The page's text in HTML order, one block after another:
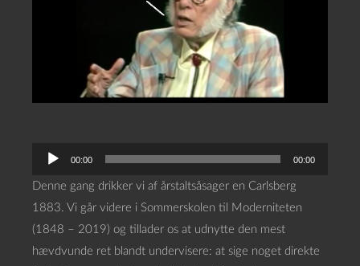
00:00 00:00
Denne gang drikker vi af årstaltsåsager en Carlsberg
1883. Vi går videre i Sommerskolen til Moderniteten
(1848 – 2019) og tillader os at udnytte den mest
hævdvunde ret blandt undervisere: at sige noget direkte